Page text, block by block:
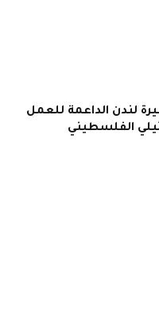
لندن الداعمة للعمل
الفلسطيني